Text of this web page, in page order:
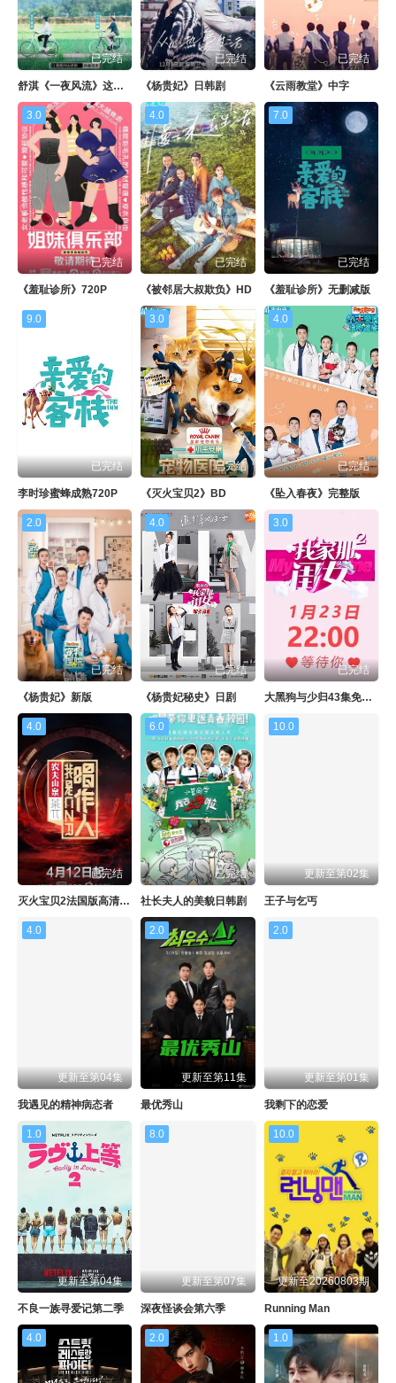
已完结
舒淇《一夜风流》这部电影是哪一年
已完结
《杨贵妃》日韩剧
已完结
《云雨教堂》中字
3.0
已完结
《羞耻诊所》720P
4.0
已完结
《被邻居大叔欺负》HD
7.0
已完结
《羞耻诊所》无删减版
9.0
已完结
李时珍蜜蜂成熟720P
3.0
已完结
《灭火宝贝2》BD
4.0
已完结
《坠入春夜》完整版
2.0
已完结
《杨贵妃》新版
4.0
已完结
《杨贵妃秘史》日剧
3.0
已完结
大黑狗与少归43集免费播放
4.0
已完结
灭火宝贝2法国版高清百度云
6.0
已完结
社长夫人的美貌日韩剧
10.0
更新至第02集
王子与乞丐
4.0
更新至第04集
我遇见的精神病态者
2.0
更新至第11集
最优秀山
2.0
更新至第01集
我剩下的恋爱
1.0
更新至第04集
不良一族寻爱记第二季
8.0
更新至第07集
深夜怪谈会第六季
10.0
更新至20260803期
Running Man
4.0 2.0 1.0